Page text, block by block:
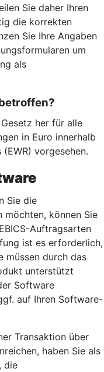
Sie daher Ihren
die korrekten
Sie Ihre Angaben
um
als
her für alle
in Euro innerhalb
vorgesehen.
Sie die
möchten, können Sie
Auftragsarten
ist es erforderlich,
müssen durch das
unterstützt
Software
auf Ihren Software-
Transaktion über
haben Sie als
die